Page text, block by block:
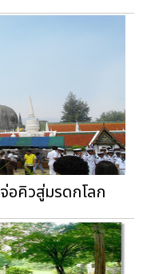
อคิวสู่มรดกโลก